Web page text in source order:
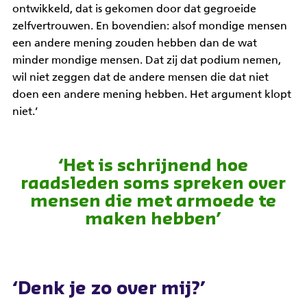
ontwikkeld, dat is gekomen door dat gegroeide
zelfvertrouwen. En bovendien: alsof mondige mensen
een andere mening zouden hebben dan de wat
minder mondige mensen. Dat zij dat podium nemen,
wil niet zeggen dat de andere mensen die dat niet
doen een andere mening hebben. Het argument klopt
niet.’
‘Het is schrijnend hoe
raadsleden soms spreken over
mensen die met armoede te
maken hebben’
‘Denk je zo over mij?’